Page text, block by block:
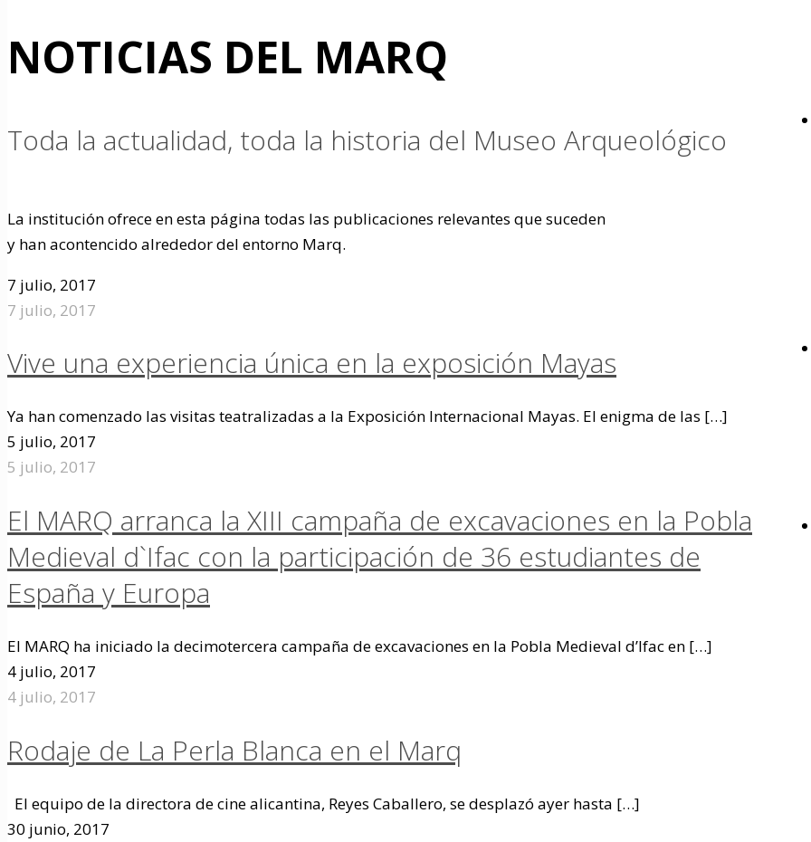
NOTICIAS DEL MARQ
Toda la actualidad, toda la historia del Museo Arqueológico
La institución ofrece en esta página todas las publicaciones relevantes que suceden
y han acontencido alrededor del entorno Marq.
7 julio, 2017
7 julio, 2017
Vive una experiencia única en la exposición Mayas
Ya han comenzado las visitas teatralizadas a la Exposición Internacional Mayas. El enigma de las […]
5 julio, 2017
5 julio, 2017
El MARQ arranca la XIII campaña de excavaciones en la Pobla
Medieval d`Ifac con la participación de 36 estudiantes de
España y Europa
El MARQ ha iniciado la decimotercera campaña de excavaciones en la Pobla Medieval d’Ifac en […]
4 julio, 2017
4 julio, 2017
Rodaje de La Perla Blanca en el Marq
El equipo de la directora de cine alicantina, Reyes Caballero, se desplazó ayer hasta […]
30 junio, 2017